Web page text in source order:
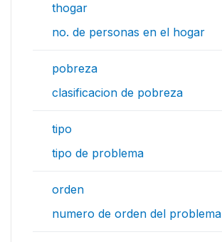
thogar
no. de personas en el hogar
pobreza
clasificacion de pobreza
tipo
tipo de problema
orden
numero de orden del problema